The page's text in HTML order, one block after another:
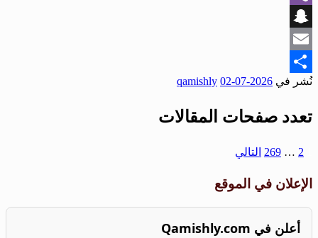
Viber
Snapchat
Email
Share
نُشر في 2026-07-02
qamishly
تعدد صفحات المقالات
2
…
269 التالي
الإعلان في الموقع
أعلن في Qamishly.com